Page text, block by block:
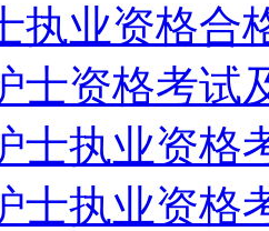
执业资格合
士资格考试
士执业资格
士执业资格